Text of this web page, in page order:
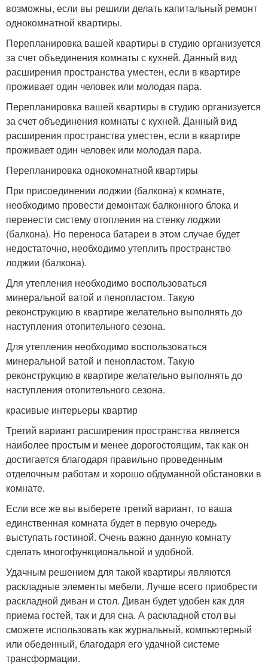
возможны, если вы решили делать капитальный ремонт
однокомнатной квартиры.
Перепланировка вашей квартиры в студию организуется
за счет объединения комнаты с кухней. Данный вид
расширения пространства уместен, если в квартире
проживает один человек или молодая пара.
Перепланировка вашей квартиры в студию организуется
за счет объединения комнаты с кухней. Данный вид
расширения пространства уместен, если в квартире
проживает один человек или молодая пара.
Перепланировка однокомнатной квартиры
При присоединении лоджии (балкона) к комнате,
необходимо провести демонтаж балконного блока и
перенести систему отопления на стенку лоджии
(балкона). Но переноса батареи в этом случае будет
недостаточно, необходимо утеплить пространство
лоджии (балкона).
Для утепления необходимо воспользоваться
минеральной ватой и пенопластом. Такую
реконструкцию в квартире желательно выполнять до
наступления отопительного сезона.
Для утепления необходимо воспользоваться
минеральной ватой и пенопластом. Такую
реконструкцию в квартире желательно выполнять до
наступления отопительного сезона.
красивые интерьеры квартир
Третий вариант расширения пространства является
наиболее простым и менее дорогостоящим, так как он
достигается благодаря правильно проведенным
отделочным работам и хорошо обдуманной обстановки в
комнате.
Если все же вы выберете третий вариант, то ваша
единственная комната будет в первую очередь
выступать гостиной. Очень важно данную комнату
сделать многофункциональной и удобной.
Удачным решением для такой квартиры являются
раскладные элементы мебели. Лучше всего приобрести
раскладной диван и стол. Диван будет удобен как для
приема гостей, так и для сна. А раскладной стол вы
сможете использовать как журнальный, компьютерный
или обеденный, благодаря его удачной системе
трансформации.